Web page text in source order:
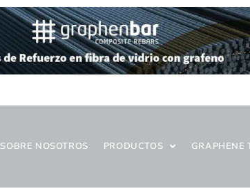
SOBRE NOSOTROS PRODUCTOS GRAPHENE